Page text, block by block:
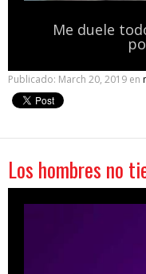
Me duele
Publicado: March 20, 2019 en
Los hombres no